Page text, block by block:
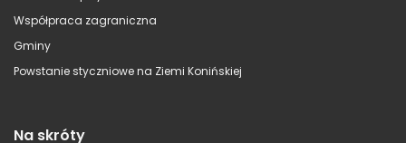
Współpraca zagraniczna
Gminy
Powstanie styczniowe na Ziemi Konińskiej
Na skróty